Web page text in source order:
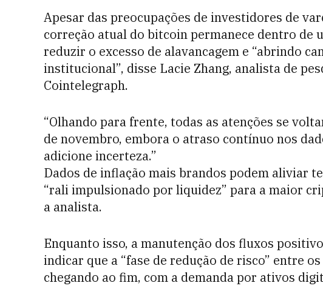
Apesar das preocupações de investidores de
correção atual do bitcoin permanece dentro de
reduzir o excesso de alavancagem e “abrindo
institucional”, disse Lacie Zhang, analista de
Cointelegraph.
“Olhando para frente, todas as atenções se
de novembro, embora o atraso contínuo nos
adicione incerteza.”
Dados de inflação mais brandos podem aliviar
“rali impulsionado por liquidez” para a maior
a analista.
Enquanto isso, a manutenção dos fluxos
indicar que a “fase de redução de risco” entre
chegando ao fim, com a demanda por ativos